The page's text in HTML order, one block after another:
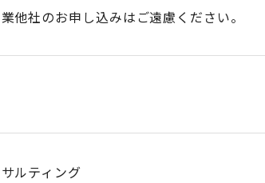
他社のお申し込みはご遠慮ください。
ルティング